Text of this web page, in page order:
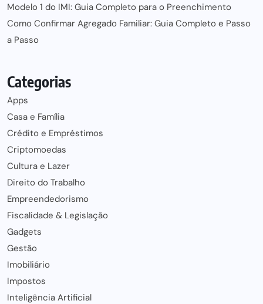
Modelo 1 do IMI: Guia Completo para o Preenchimento
Como Confirmar Agregado Familiar: Guia Completo e Passo
a Passo
Categorias
Apps
Casa e Família
Crédito e Empréstimos
Criptomoedas
Cultura e Lazer
Direito do Trabalho
Empreendedorismo
Fiscalidade & Legislação
Gadgets
Gestão
Imobiliário
Impostos
Inteligência Artificial